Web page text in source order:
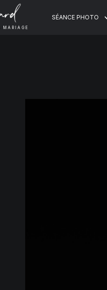
MARIAGE
SÉANCE PHOTO